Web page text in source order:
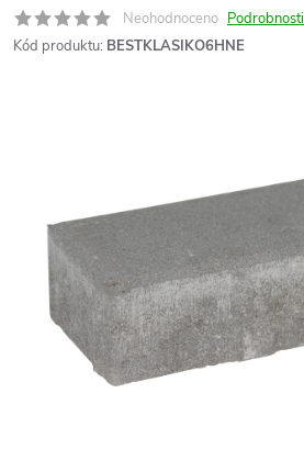
Neohodnoceno
Kód produktu: BESTKLASIKO6HNE